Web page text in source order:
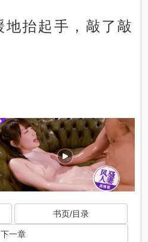
地抬起手，敲了敲
书页/目录
下一章